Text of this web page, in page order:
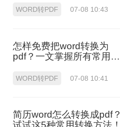
WORD转PDF 07-08 10:43
怎样免费把word转换为
pdf？一文掌握所有常用方
WORD转PDF 07-08 10:41
简历word怎么转换成pdf？
试试这5种常用转换方法！